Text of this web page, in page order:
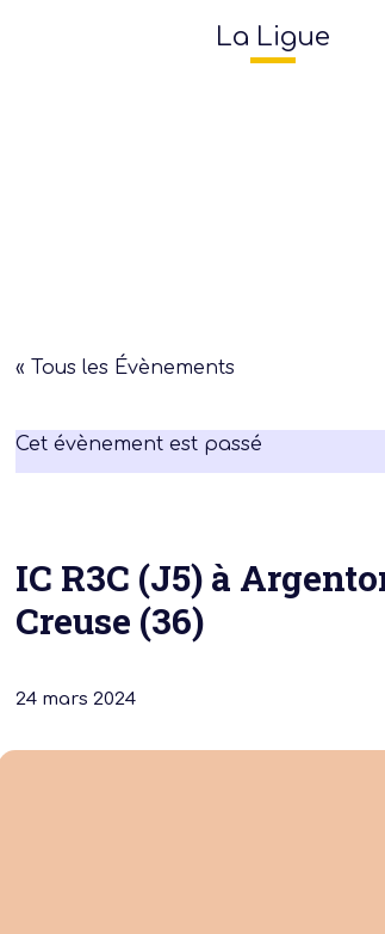
La Ligue
« Tous les Évènements
Cet évènement est passé
IC R3C (J5) à
Creuse (36)
24 mars 2024